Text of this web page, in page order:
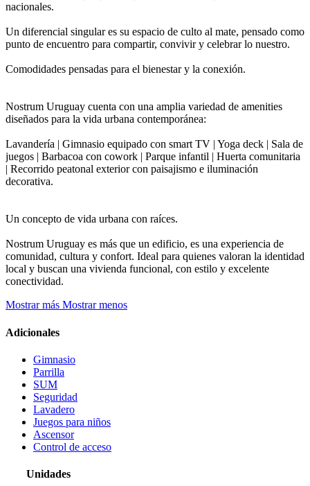
nacionales.
Un diferencial singular es su espacio de culto al mate, pensado como
punto de encuentro para compartir, convivir y celebrar lo nuestro.
Comodidades pensadas para el bienestar y la conexión.
Nostrum Uruguay cuenta con una amplia variedad de amenities
diseñados para la vida urbana contemporánea:
Lavandería | Gimnasio equipado con smart TV | Yoga deck | Sala de
juegos | Barbacoa con cowork | Parque infantil | Huerta comunitaria
| Recorrido peatonal exterior con paisajismo e iluminación
decorativa.
Un concepto de vida urbana con raíces.
Nostrum Uruguay es más que un edificio, es una experiencia de
comunidad, cultura y confort. Ideal para quienes valoran la identidad
local y buscan una vivienda funcional, con estilo y excelente
conectividad.
Mostrar más Mostrar menos
Adicionales
Gimnasio
Parrilla
SUM
Seguridad
Lavadero
Juegos para niños
Ascensor
Control de acceso
Unidades